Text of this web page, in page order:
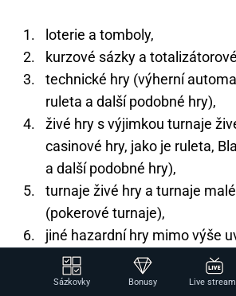
loterie a tomboly,
kurzové sázky a
technické hry (výherní
ruleta a další podobné hry),
živé hry s výjimkou turnaje
casinové hry, jako je ruleta,
a další podobné hry),
turnaje živé hry a turnaje
(pokerové turnaje),
jiné hazardní hry mimo výše
Výhry z her první kategorie, tedy
Sázkovky Bonusy Live